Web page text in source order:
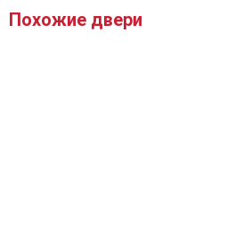
Похожие двери